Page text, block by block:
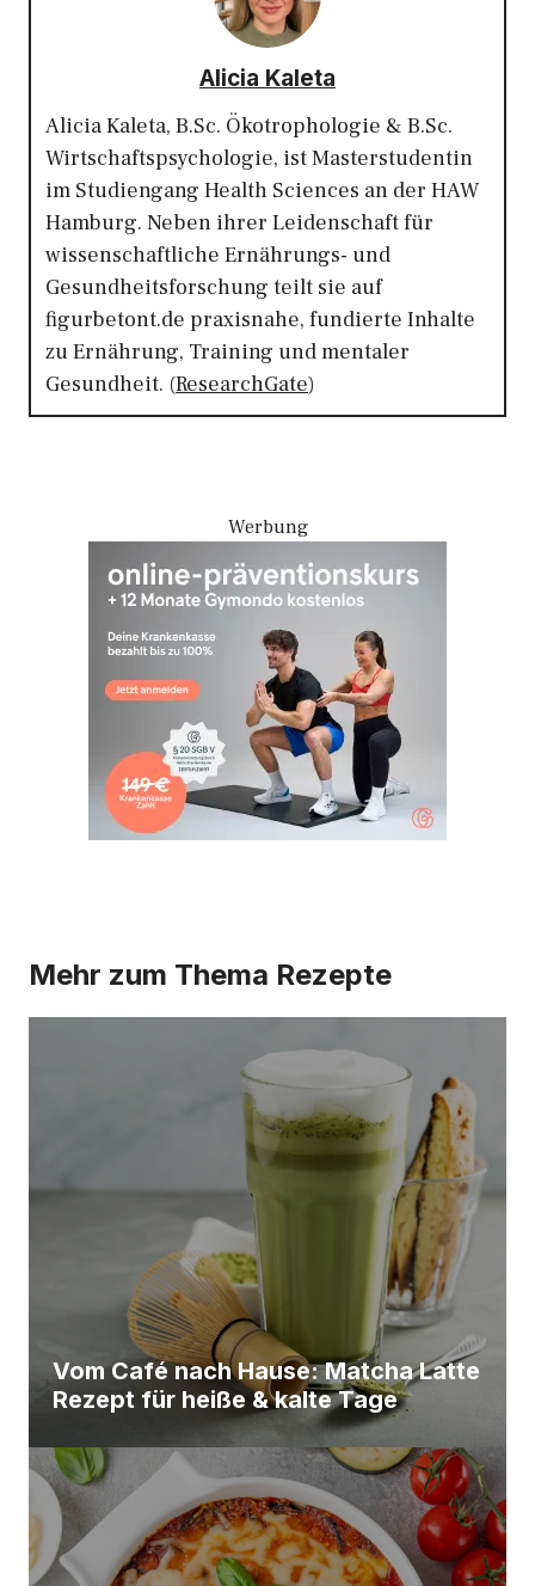
Alicia Kaleta
Alicia Kaleta, B.Sc. Ökotrophologie & B.Sc.
Wirtschaftspsychologie, ist Masterstudentin
im Studiengang Health Sciences an der HAW
Hamburg. Neben ihrer Leidenschaft für
wissenschaftliche Ernährungs- und
Gesundheitsforschung teilt sie auf
figurbetont.de praxisnahe, fundierte Inhalte
zu Ernährung, Training und mentaler
Gesundheit. (ResearchGate)
Werbung
Mehr zum Thema Rezepte
Vom Café nach Hause: Matcha Latte
Rezept für heiße & kalte Tage